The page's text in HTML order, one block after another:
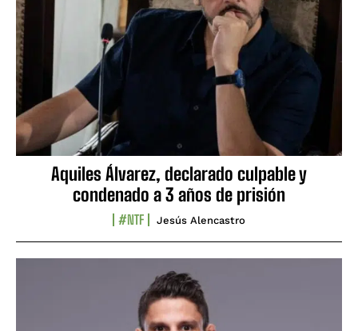
Aquiles Álvarez, declarado culpable y
condenado a 3 años de prisión
#NTF Jesús Alencastro